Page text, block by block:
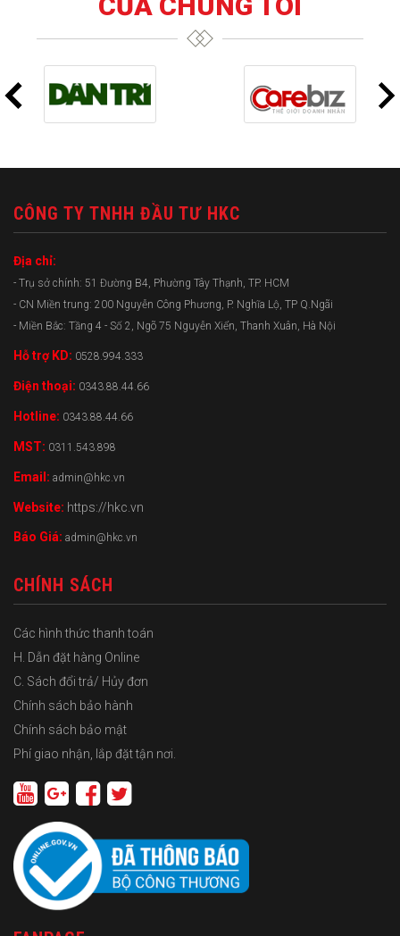
CÔNG TY TNHH ĐẦU TƯ HKC
Địa chỉ:
- Trụ sở chính: 51 Đường B4, Phường Tây Thạnh, TP. HCM
- CN Miền trung: 200 Nguyễn Công Phương, P. Nghĩa Lộ, TP Q.Ngãi
- Miền Bắc: Tầng 4 - Số 2, Ngõ 75 Nguyễn Xiển, Thanh Xuân, Hà Nội
Hỗ trợ KD: 0528.994.333
Điện thoại: 0343.88.44.66
Hotline: 0343.88.44.66
MST: 0311.543.898
Email: admin@hkc.vn
Website: https://hkc.vn
Báo Giá: admin@hkc.vn
CHÍNH SÁCH
Các hình thức thanh toán
H. Dẫn đặt hàng Online
C. Sách đổi trả/ Hủy đơn
Chính sách bảo hành
Chính sách bảo mật
Phí giao nhận, lắp đặt tận nơi.